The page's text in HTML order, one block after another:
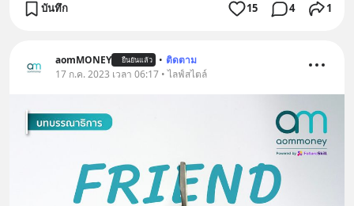
บันทึก 15 4 1
aomMONEY ยืนยันแล้ว • ติดตาม
17 ก.ค. 2023 เวลา 06:17 • ไลฟ์สไตล์